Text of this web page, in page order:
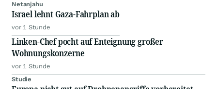
Netanjahu
Israel lehnt Gaza-Fahrplan ab
vor 1 Stunde
Linken-Chef pocht auf Enteignung großer
Wohnungskonzerne
vor 1 Stunde
Studie